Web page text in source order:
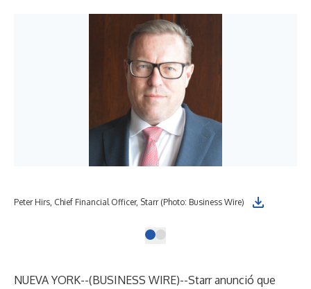
Peter Hirs, Chief Financial Officer, Starr (Photo: Business Wire)
NUEVA YORK--(BUSINESS WIRE)--Starr anunció que